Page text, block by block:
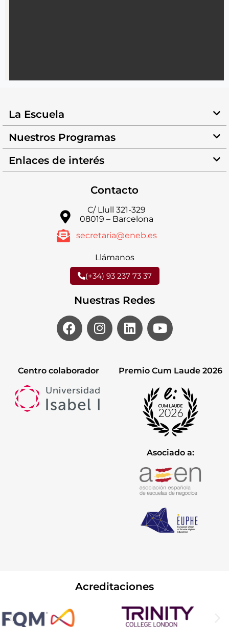
La Escuela
Nuestros Programas
Enlaces de interés
Contacto
C/ Llull 321-329
08019 – Barcelona
secretaria@eneb.es
Llámanos
(+34) 93 237 73 37
Nuestras Redes
Centro colaborador Premio Cum Laude 2026
Asociado a:
Acreditaciones